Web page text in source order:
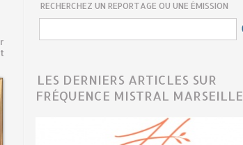
RECHERCHEZ UN REPORTAGE OU UNE ÉMISSION
LES DERNIERS ARTICLES SUR
FRÉQUENCE MISTRAL MARSEILLE